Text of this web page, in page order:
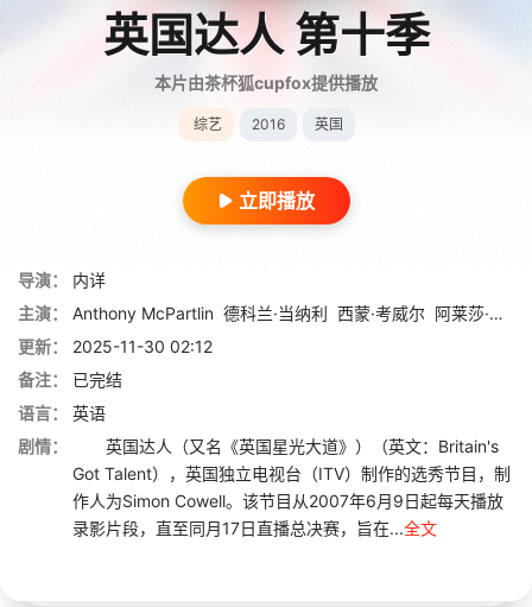
英国达人 第十季
本片由茶杯狐cupfox提供播放
综艺 2016 英国
立即播放
导演：
内详
主演：
Anthony McPartlin 德科兰·当纳利 西蒙·考威尔 阿莱莎·迪克逊
更新：
2025-11-30 02:12
备注：
已完结
语言：
英语
剧情：
英国达人（又名《英国星光大道》）（英文：Britain's
Got Talent），英国独立电视台（ITV）制作的选秀节目，制
作人为Simon Cowell。该节目从2007年6月9日起每天播放
录影片段，直至同月17日直播总决赛，旨在...全文